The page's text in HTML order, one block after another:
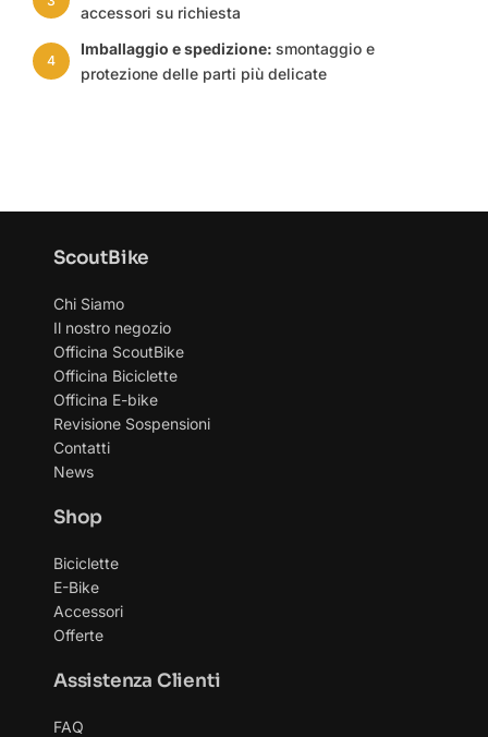
accessori su richiesta
4
Imballaggio e spedizione: smontaggio e
protezione delle parti più delicate
ScoutBike
Chi Siamo
Il nostro negozio
Officina ScoutBike
Officina Biciclette
Officina E-bike
Revisione Sospensioni
Contatti
News
Shop
Biciclette
E-Bike
Accessori
Offerte
Assistenza Clienti
FAQ